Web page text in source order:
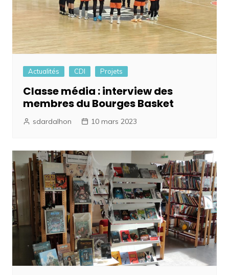
Actualités CDI Projets
Classe média : interview des
membres du Bourges Basket
sdardalhon 10 mars 2023